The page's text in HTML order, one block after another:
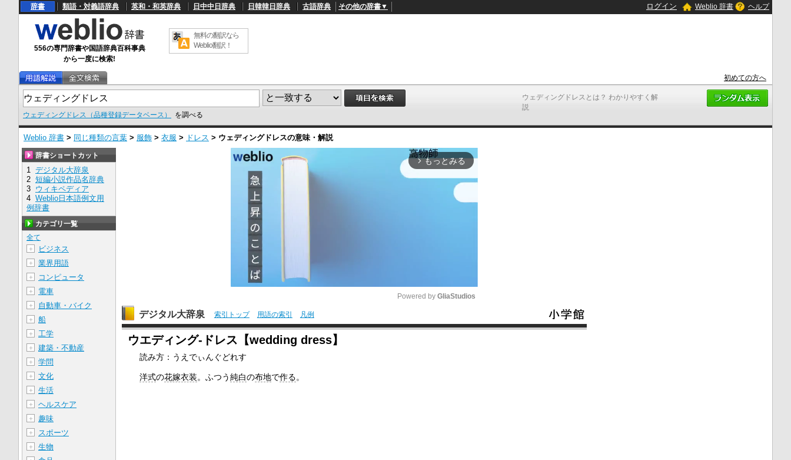
ウェディングドレスとは？ わかりやすく解
説
辞書 類語・対義語辞典 英和・和英辞典 日中中日辞典 日韓韓日辞典 古語辞典 その他の辞書▼ ログイン Weblio 辞書 ヘルプ
556の専門辞書や国語辞典百科事典
から一度に検索!
無料の翻訳なら
Weblio翻訳！
初めての方へ
ウェディングドレス（品種登録データベース） を調べる
Weblio 辞書 > 同じ種類の言葉 > 服飾 > 衣服 > ドレス > ウェディングドレスの意味・解説
arrow_forward_ios もっとみる
M
Powered by GliaStudios
デジタル大辞泉 索引トップ 用語の索引 凡例
ウエディング‐ドレス【wedding dress】
読み方：うえでぃんぐどれす
洋式の花嫁衣装。ふつう純白の布地で作る。
辞書ショートカット
1 デジタル大辞泉
2 短編小説作品名辞典
3 ウィキペディア
4 Weblio日本語例文用
例辞書
カテゴリ一覧
全て
＋
ビジネス
＋ 業界用語
＋ コンピュータ
＋ 電車
＋ 自動車・バイク
＋ 船
＋ 工学
＋ 建築・不動産
＋ 学問
＋ 文化
＋ 生活
＋ ヘルスケア
＋ 趣味
＋ スポーツ
＋ 生物